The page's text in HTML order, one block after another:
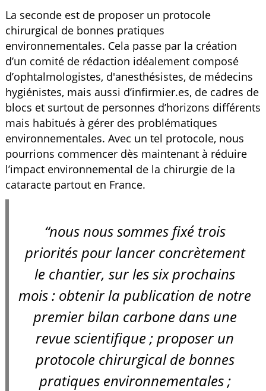
La seconde est de proposer un protocole
chirurgical de bonnes pratiques
environnementales. Cela passe par la création
d’un comité de rédaction idéalement composé
d’ophtalmologistes, d'anesthésistes, de médecins
hygiénistes, mais aussi d’infirmier.es, de cadres de
blocs et surtout de personnes d’horizons différents
mais habitués à gérer des problématiques
environnementales. Avec un tel protocole, nous
pourrions commencer dès maintenant à réduire
l’impact environnemental de la chirurgie de la
cataracte partout en France.
“nous nous sommes fixé trois
priorités pour lancer concrètement
le chantier, sur les six prochains
mois : obtenir la publication de notre
premier bilan carbone dans une
revue scientifique ; proposer un
protocole chirurgical de bonnes
pratiques environnementales ;